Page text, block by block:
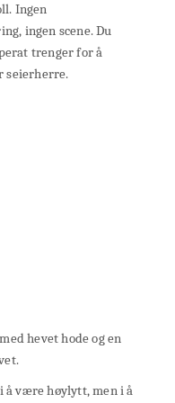
Ingen
ingen scene. Du
trenger for å
seierherre.
hevet hode og en
å være høylytt, men i å